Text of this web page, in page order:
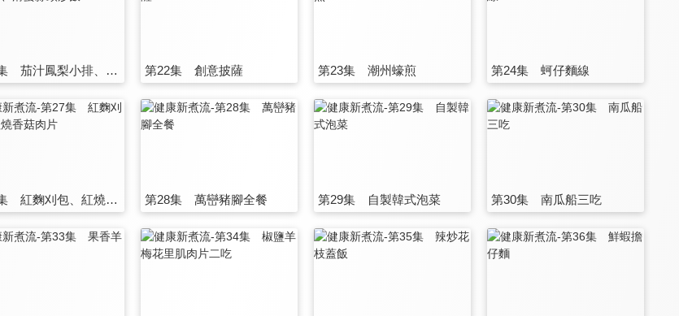
第21集 茄汁鳳梨小排、滑蛋蒜頭炒飯 第22集 創意披薩 第23集 潮州蠔煎 第24集 蚵仔麵線
第27集 紅麴刈包、紅燒香菇肉片 第28集 萬巒豬腳全餐 第29集 自製韓式泡菜 第30集 南瓜船三吃